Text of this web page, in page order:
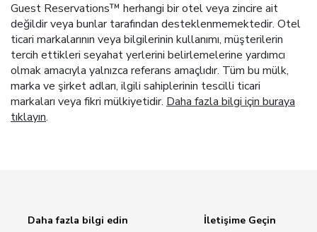
Guest Reservations™ herhangi bir otel veya zincire ait
değildir veya bunlar tarafından desteklenmemektedir. Otel
ticari markalarının veya bilgilerinin kullanımı, müşterilerin
tercih ettikleri seyahat yerlerini belirlemelerine yardımcı
olmak amacıyla yalnızca referans amaçlıdır. Tüm bu mülk,
marka ve şirket adları, ilgili sahiplerinin tescilli ticari
markaları veya fikri mülkiyetidir. Daha fazla bilgi için buraya
tıklayın.
Daha fazla bilgi edin
İletişime Geçin